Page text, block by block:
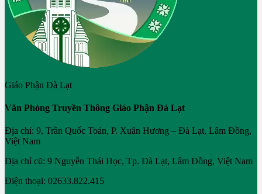
Giáo Phận Đà Lạt
Văn Phòng Truyền Thông Giáo Phận Đà Lạt
Địa chỉ: 9, Trần Quốc Toản, P. Xuân Hương – Đà Lạt, Lâm Đồng,
Việt Nam
Địa chỉ cũ: 9 Nguyễn Thái Học, Tp. Đà Lạt, Lâm Đồng, Việt Nam
Điện thoại: 02633.822.415